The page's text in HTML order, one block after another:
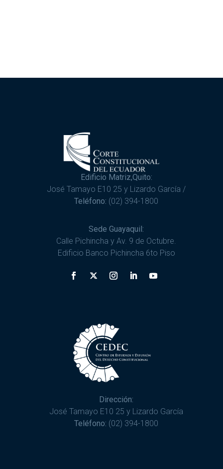
Edificio Matriz,Quito:
José Tamayo E10 25 y Lizardo García /
Teléfono: (02) 394-1800
Sede Guayaquil:
Calle Pichincha y Av. 9 de Octubre.
Edificio Banco Pichincha 6to Piso
Dirección:
José Tamayo E10 25 y Lizardo García
Teléfono: (02) 394-1800